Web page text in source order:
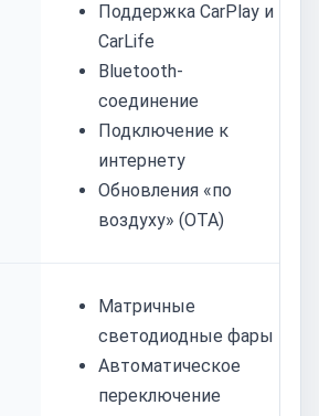
Поддержка CarPlay и
CarLife
Bluetooth-
соединение
Подключение к
интернету
Обновления «по
воздуху» (OTA)
Матричные
светодиодные фары
Автоматическое
переключение